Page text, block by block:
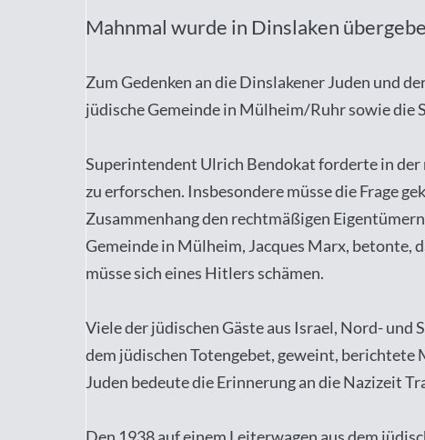
Mahnmal wurde in Dinslaken
Zum Gedenken an die Dinslakener Juden und
jüdische Gemeinde in Mülheim/Ruhr sowie die
Superintendent Ulrich Bendokat forderte in der
zu erforschen. Insbesondere müsse die Frage
Zusammenhang den rechtmäßigen
Gemeinde in Mülheim, Jacques Marx, betonte,
müsse sich eines Hitlers schämen.
Viele der jüdischen Gäste aus Israel, Nord- und
dem jüdischen Totengebet, geweint, berichtete
Juden bedeute die Erinnerung an die Nazizeit